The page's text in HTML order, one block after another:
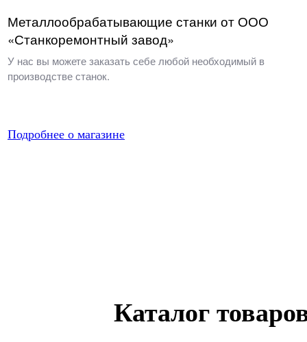
Металлообрабатывающие станки от ООО
«Станкоремонтный завод»
У нас вы можете заказать себе любой необходимый в
производстве станок.
Подробнее о магазине
Каталог